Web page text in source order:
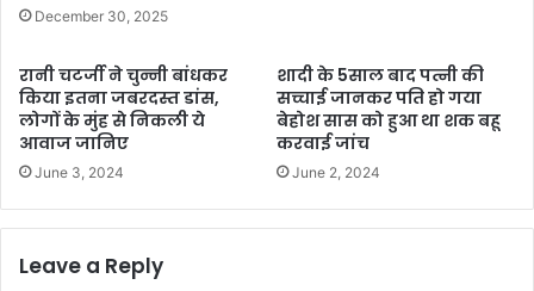
December 30, 2025
रानी चटर्जी ने चुन्नी बांधकर
किया इतना जबरदस्त डांस,
लोगों के मुंह से निकली ये
आवाज जानिए
June 3, 2024
शादी के 5साल बाद पत्नी की
सच्चाई जानकर पति हो गया
बेहोश सास को हुआ था शक बहू
करवाई जांच
June 2, 2024
Leave a Reply